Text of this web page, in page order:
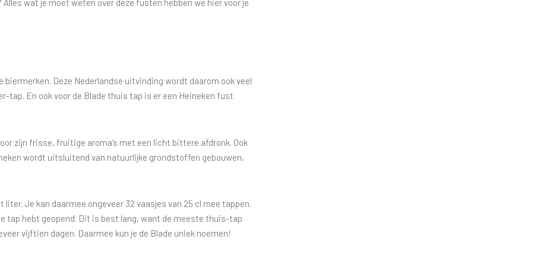
wat je moet weten over deze fusten hebben we hier voor je
biermerken. Deze Nederlandse uitvinding wordt daarom ook veel
tap. En ook voor de Blade thuis tap is er een Heineken fust
zijn frisse, fruitige aroma’s met een licht bittere afdronk. Ook
wordt uitsluitend van natuurlijke grondstoffen gebouwen,
Je kan daarmee ongeveer 32 vaasjes van 25 cl mee tappen.
tap hebt geopend. Dit is best lang, want de meeste thuis-tap
vijftien dagen. Daarmee kun je de Blade uniek noemen!